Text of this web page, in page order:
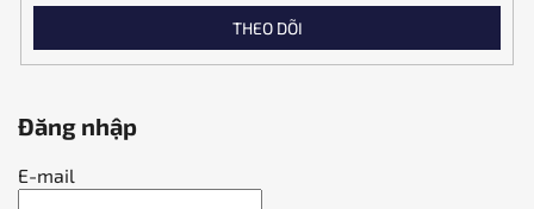
THEO DÕI
Đăng nhập
E-mail